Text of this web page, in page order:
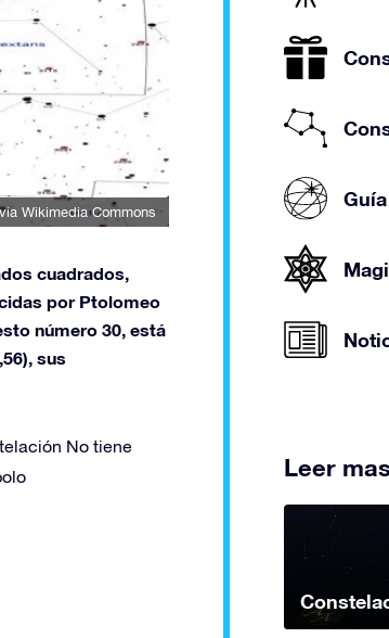
Wikimedia Commons
cuadrados,
por Ptolomeo
número 30, está
sus
No tiene
Leer